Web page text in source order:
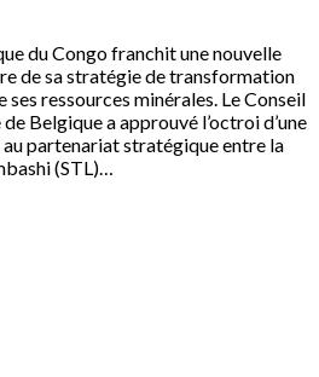
du Congo franchit une nouvelle
de sa stratégie de transformation
ressources minérales. Le Conseil
Belgique a approuvé l’octroi d’une
au partenariat stratégique entre la
(STL)…